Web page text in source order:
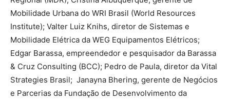
Mobilidade Urbana do WRI Brasil (World Resources
Institute); Valter Luiz Knihs, diretor de Sistemas e
Mobilidade Elétrica da WEG Equipamentos Elétricos;
Edgar Barassa, empreendedor e pesquisador da Barassa
& Cruz Consulting (BCC); Pedro de Paula, diretor da Vital
Strategies Brasil; Janayna Bhering, gerente de Negócios
e Parcerias da Fundação de Desenvolvimento da